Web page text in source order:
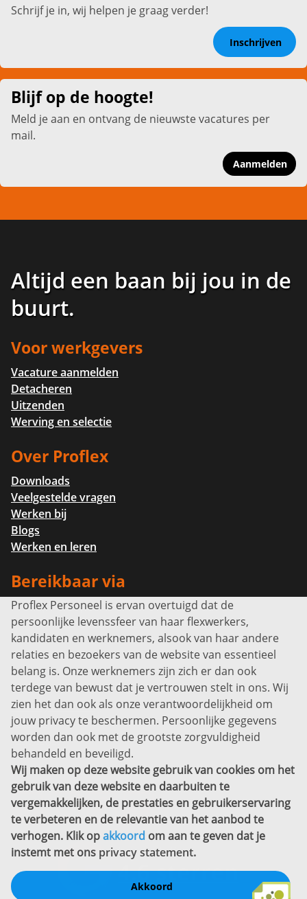
Schrijf je in, wij helpen je graag verder!
Inschrijven
Blijf op de hoogte!
Meld je aan en ontvang de nieuwste vacatures per
mail.
Aanmelden
Altijd een baan bij jou in de
buurt.
Voor werkgevers
Vacature aanmelden
Detacheren
Uitzenden
Werving en selectie
Over Proflex
Downloads
Veelgestelde vragen
Werken bij
Blogs
Werken en leren
Bereikbaar via
Info@proflexpersoneel.nl
Bel ons:+31 (0)85 0450040
Prins Willem-Alexanderlaan 301
7311 SW Apeldoorn
Disclaimer
Privacyverklaring
Sitemap
Copyright
Bekijk ook eens
Proflex Personeel is ervan overtuigd dat de
persoonlijke levenssfeer van haar flexwerkers,
kandidaten en werknemers, alsook van haar andere
relaties en bezoekers van de website van essentieel
belang is. Onze werknemers zijn zich er dan ook
terdege van bewust dat je vertrouwen stelt in ons. Wij
zien het dan ook als onze verantwoordelijkheid om
jouw privacy te beschermen. Persoonlijke gegevens
worden dan ook met de grootste zorgvuldigheid
behandeld en beveiligd.
Wij maken op deze website gebruik van cookies om het
gebruik van deze website en daarbuiten te
vergemakkelijken, de prestaties en gebruikerservaring
te verbeteren en de relevantie van het aanbod te
verhogen. Klik opakkoord om aan te geven dat je
instemt met ons privacy statement.
Akkoord